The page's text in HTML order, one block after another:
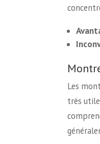
Les
très